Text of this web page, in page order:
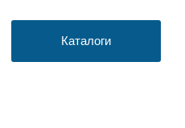
Каталоги